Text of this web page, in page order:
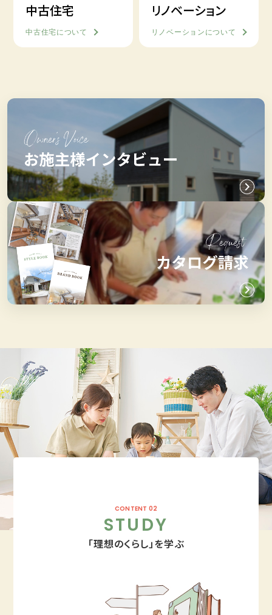
中古住宅
中古住宅について
リノベーション
リノベーションについて
CONTENT 02
STUDY
「理想のくらし」を学ぶ